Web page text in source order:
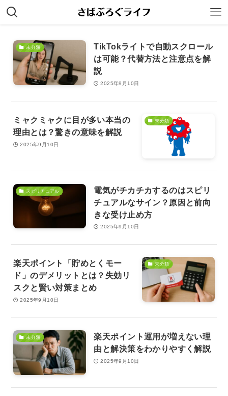
未分類
TikTokライトで自動スクロール
は可能？代替方法と注意点を解
説
2025年9月10日
未分類
ミャクミャクに目が多い本当の
理由とは？驚きの意味を解説
2025年9月10日
スピリチュアル
電気がチカチカするのはスピリ
チュアルなサイン？原因と前向
きな受け止め方
2025年9月10日
未分類
楽天ポイント「貯めとくモー
ド」のデメリットとは？失効リ
スクと賢い対策まとめ
2025年9月10日
未分類
楽天ポイント運用が増えない理
由と解決策をわかりやすく解説
2025年9月10日